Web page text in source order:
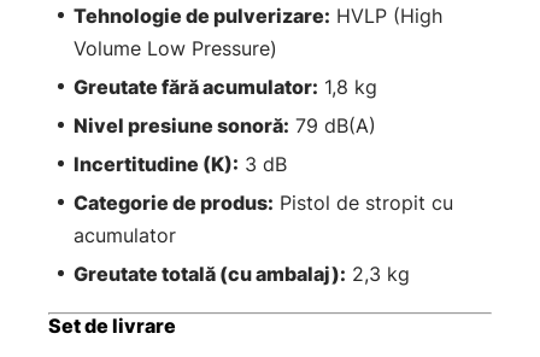
Tehnologie de pulverizare: HVLP (High
Volume Low Pressure)
Greutate fără acumulator: 1,8 kg
Nivel presiune sonoră: 79 dB(A)
Incertitudine (K): 3 dB
Categorie de produs: Pistol de stropit cu
acumulator
Greutate totală (cu ambalaj): 2,3 kg
Set de livrare